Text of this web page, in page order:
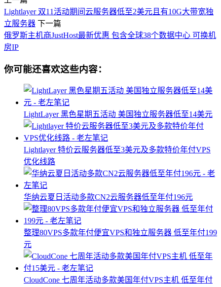
Lightlayer 双11活动期间云服务器低至2美元且有10G大带宽独
立服务器 下一篇
俄罗斯主机商JustHost最新优惠 包含全球38个数据中心 可换机
房IP
你可能还喜欢这些内容：
LightLayer 黑色星期五活动 美国独立服务器低至14美元
Lightlayer 特价云服务器低至3美元及多款特价年付VPS
优化线路
华纳云夏日活动多款CN2云服务器低至年付196元
整理80VPS多款年付便宜VPS和独立服务器 低至年付199
元
CloudCone 七周年活动多款美国年付VPS主机 低至年付